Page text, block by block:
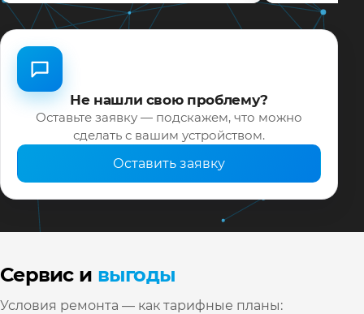
Не нашли свою проблему?
Оставьте заявку — подскажем, что можно
сделать с вашим устройством.
Оставить заявку
Сервис и выгоды
Условия ремонта — как тарифные планы: